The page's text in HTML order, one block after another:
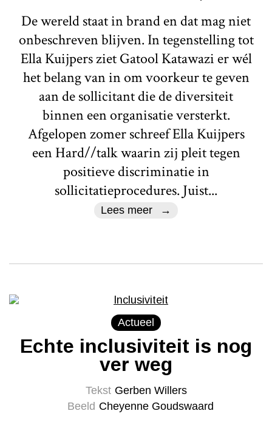
De wereld staat in brand en dat mag niet
onbeschreven blijven. In tegenstelling tot
Ella Kuijpers ziet Gatool Katawazi er wél
het belang van in om voorkeur te geven
aan de sollicitant die de diversiteit
binnen een organisatie versterkt.
Afgelopen zomer schreef Ella Kuijpers
een Hard//talk waarin zij pleit tegen
positieve discriminatie in
sollicitatieprocedures. Juist...
Lees meer
Actueel
Echte inclusiviteit is nog
ver weg
Tekst Gerben Willers
Beeld Cheyenne Goudswaard